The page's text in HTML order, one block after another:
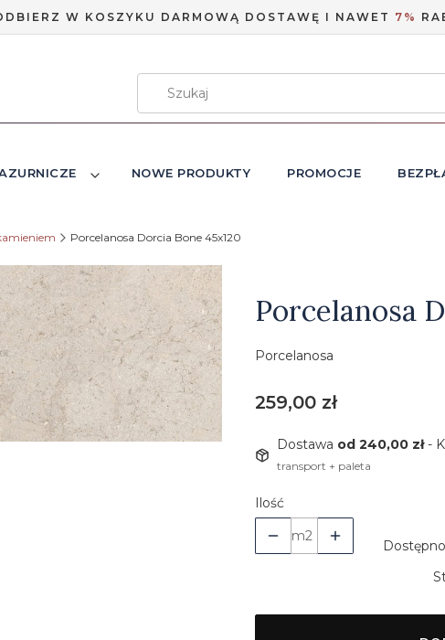
W KOSZYKU DARMOWĄ DOSTAWĘ I NAWET 7%
NOWE PRODUKTY PROMOCJE
Porcelanosa Dorcia Bone 45x120
Porcelanosa
Porcelanosa
Cena
259,00 zł
Dostawa od 240,00 zł-
transport + paleta
Ilość
m2